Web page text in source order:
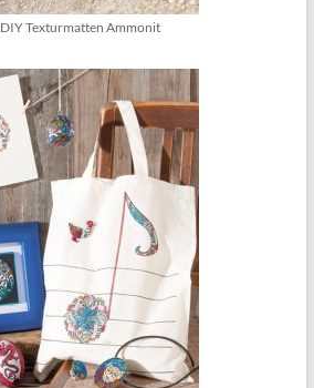
Texturmatten Ammonit